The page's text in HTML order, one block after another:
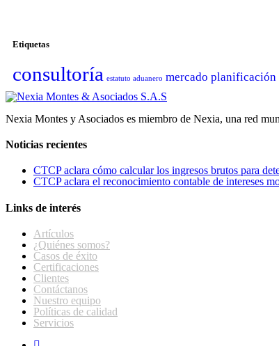
Etiquetas
consultoría estatuto aduanero mercado planificación
Nexia Montes y Asociados es miembro de Nexia, una red
Noticias recientes
CTCP aclara cómo calcular los ingresos brutos para
CTCP aclara el reconocimiento contable de intereses
Links de interés
Artículos
¿Quiénes somos?
Casos de éxito
Certificaciones
Clientes
Contáctanos
Nuestro equipo
Políticas de calidad
Servicios